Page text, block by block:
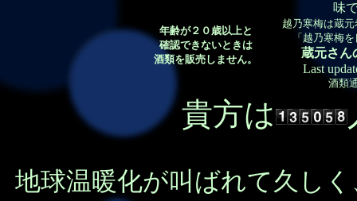
年齢が２０歳以上と
確認できないときは
酒類を販売しません。
味
越乃寒梅は蔵
「越乃寒梅
蔵元さん
Last
酒類
貴方は
地球温暖化が叫ばれて久し